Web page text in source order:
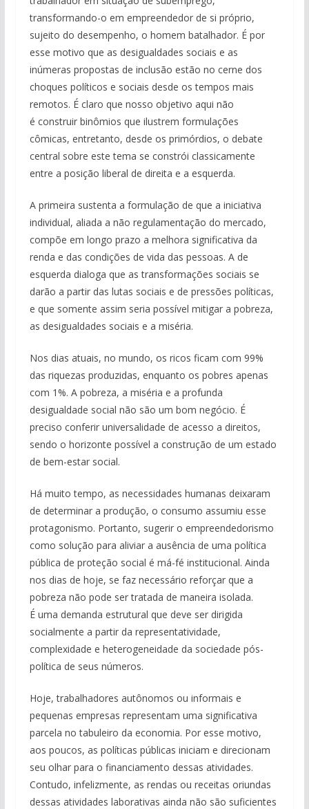
transformando-o em empreendedor de si próprio,
sujeito do desempenho, o homem batalhador. É por
esse motivo que as desigualdades sociais e as
inúmeras propostas de inclusão estão no cerne dos
choques políticos e sociais desde os tempos mais
remotos. É claro que nosso objetivo aqui não
é construir binômios que ilustrem formulações
cômicas, entretanto, desde os primórdios, o debate
central sobre este tema se constrói classicamente
entre a posição liberal de direita e a esquerda.
A primeira sustenta a formulação de que a iniciativa
individual, aliada a não regulamentação do mercado,
compõe em longo prazo a melhora significativa da
renda e das condições de vida das pessoas. A de
esquerda dialoga que as transformações sociais se
darão a partir das lutas sociais e de pressões políticas,
e que somente assim seria possível mitigar a pobreza,
as desigualdades sociais e a miséria.
Nos dias atuais, no mundo, os ricos ficam com 99%
das riquezas produzidas, enquanto os pobres apenas
com 1%. A pobreza, a miséria e a profunda
desigualdade social não são um bom negócio. É
preciso conferir universalidade de acesso a direitos,
sendo o horizonte possível a construção de um estado
de bem-estar social.
Há muito tempo, as necessidades humanas deixaram
de determinar a produção, o consumo assumiu esse
protagonismo. Portanto, sugerir o empreendedorismo
como solução para aliviar a ausência de uma política
pública de proteção social é má-fé institucional. Ainda
nos dias de hoje, se faz necessário reforçar que a
pobreza não pode ser tratada de maneira isolada.
É uma demanda estrutural que deve ser dirigida
socialmente a partir da representatividade,
complexidade e heterogeneidade da sociedade pós-
política de seus números.
Hoje, trabalhadores autônomos ou informais e
pequenas empresas representam uma significativa
parcela no tabuleiro da economia. Por esse motivo,
aos poucos, as políticas públicas iniciam e direcionam
seu olhar para o financiamento dessas atividades.
Contudo, infelizmente, as rendas ou receitas oriundas
dessas atividades laborativas ainda não são suficientes